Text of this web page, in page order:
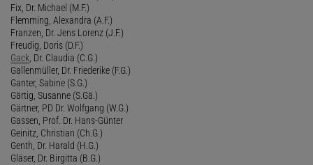
Fix, Dr. Michael (M.F.)
Flemming, Alexandra (A.F.)
Franzen, Dr. Jens Lorenz (J.F.)
Freudig, Doris (D.F.)
Gack , Dr. Claudia (C.G.)
Gallenmüller, Dr. Friederike (F.G.)
Ganter, Sabine (S.G.)
Gärtig, Susanne (S.Gä.)
Gärtner, PD Dr. Wolfgang (W.G.)
Gassen, Prof. Dr. Hans-Günter
Geinitz, Christian (Ch.G.)
Genth, Dr. Harald (H.G.)
Gläser, Dr. Birgitta (B.G.)